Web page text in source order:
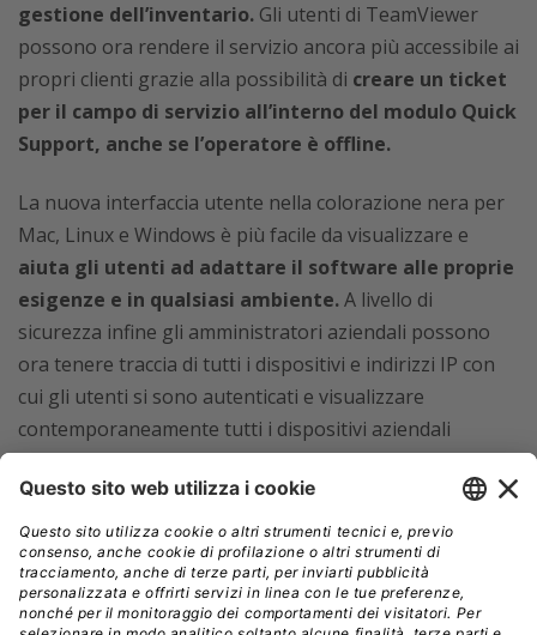
gestione dell’inventario. Gli utenti di TeamViewer
possono ora rendere il servizio ancora più accessibile ai
propri clienti grazie alla possibilità di creare un ticket
per il campo di servizio all’interno del modulo Quick
Support, anche se l’operatore è offline.
La nuova interfaccia utente nella colorazione nera per
Mac, Linux e Windows è più facile da visualizzare e
aiuta gli utenti ad adattare il software alle proprie
esigenze e in qualsiasi ambiente.A livello di
sicurezza infine gli amministratori aziendali possono
ora tenere traccia di tutti i dispositivi e indirizzi IP con
cui gli utenti si sono autenticati e visualizzare
contemporaneamente tutti i dispositivi aziendali
connessi,al fine di ispezionare e rimuovere
facilmente le autorizzazioni per confermare la
massima sicurezza.
Come sempre, per uso personale e non in ambito
commerciale, TeamViewer 14 è gratuito. Per uso